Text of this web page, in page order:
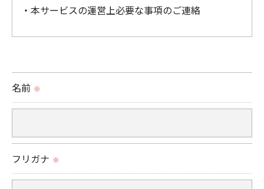
・本サービスの運営上必要な事項のご連絡
られた場合を除き、
名前 ※
フリガナ ※